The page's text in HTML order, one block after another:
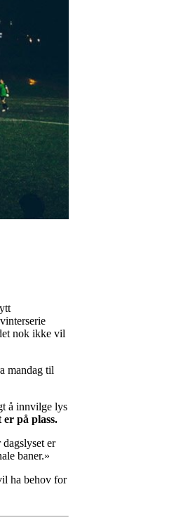
nok ikke vil
mandag til
å innvilge lys
på plass.
er
baner.»
ha behov for